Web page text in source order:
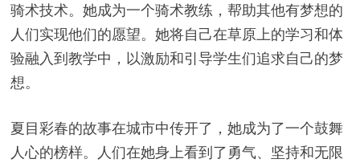
骑术技术。她成为一个骑术教练，帮助其他有梦想的
人们实现他们的愿望。她将自己在草原上的学习和体
验融入到教学中，以激励和引导学生们追求自己的梦
想。
夏目彩春的故事在城市中传开了，她成为了一个鼓舞
人心的榜样。人们在她身上看到了勇气、坚持和无限